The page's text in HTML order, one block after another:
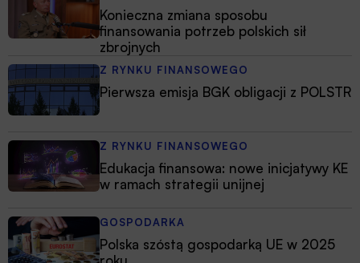
Konieczna zmiana sposobu
finansowania potrzeb polskich sił
zbrojnych
Z RYNKU FINANSOWEGO
Pierwsza emisja BGK obligacji z POLSTR
Z RYNKU FINANSOWEGO
Edukacja finansowa: nowe inicjatywy KE
w ramach strategii unijnej
GOSPODARKA
Polska szóstą gospodarką UE w 2025